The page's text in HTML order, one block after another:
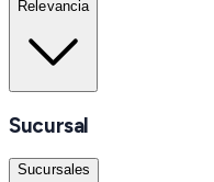
Relevancia
Sucursal
Sucursales